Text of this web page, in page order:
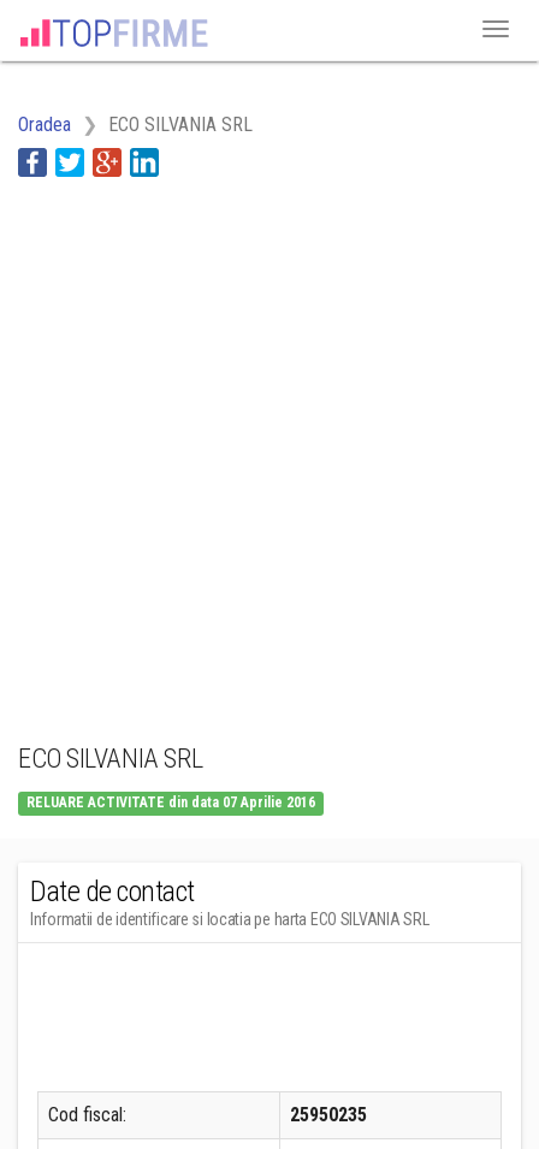
Oradea ECO SILVANIA SRL
ECO SILVANIA SRL
RELUARE ACTIVITATE din data 07 Aprilie 2016
Date de contact
Informatii de identificare si locatia pe harta ECO SILVANIA SRL
Cod fiscal: 25950235